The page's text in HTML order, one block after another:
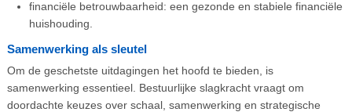
financiële betrouwbaarheid: een gezonde en stabiele financiële
huishouding.
Samenwerking als sleutel
Om de geschetste uitdagingen het hoofd te bieden, is
samenwerking essentieel. Bestuurlijke slagkracht vraagt om
doordachte keuzes over schaal, samenwerking en strategische